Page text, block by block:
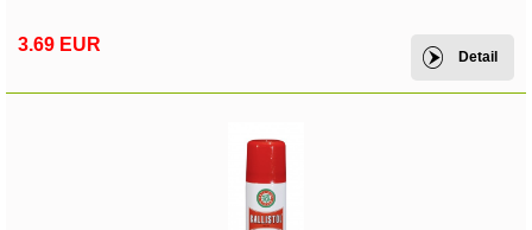
3.69 EUR
Detail